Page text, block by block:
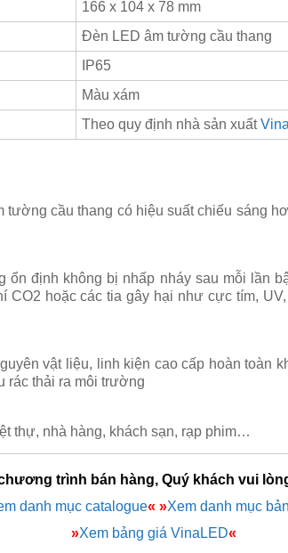
166 x 104 x 78 mm
Đèn LED âm tường cầu thang
IP65
Màu xám
Theo quy định nhà sản xuất
cầu thang có hiệu suất chiếu sáng
định không bị nhấp nháy sau mỗi lần
CO2 hoặc các tia gây hại như cực tím,
vật liệu, linh kiện cao cấp hoàn toàn
rác thải ra môi trường
thự, nhà hàng, khách sạn, rạp phim…
trình bán hàng, Quý khách vui
danh mục catalogue« »Xem danh mục
»Xem bảng giá VinaLED«